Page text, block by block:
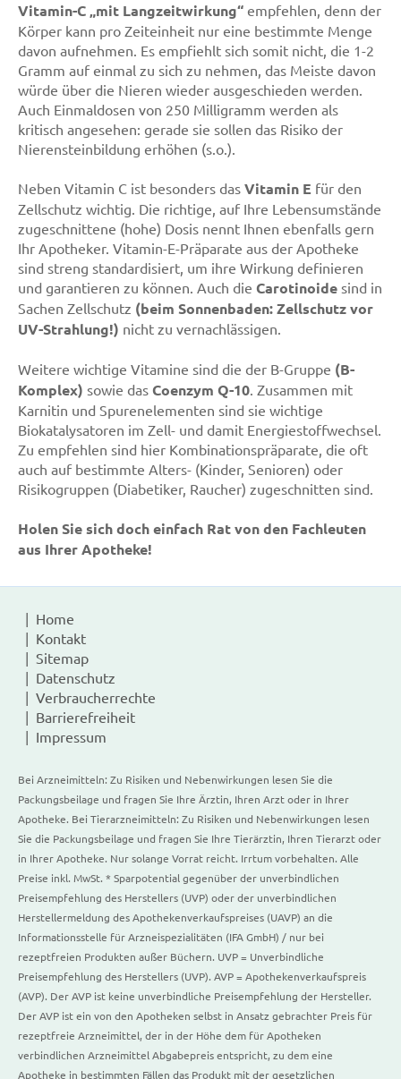
Vitamin-C „mit Langzeitwirkung“ empfehlen, denn der
Körper kann pro Zeiteinheit nur eine bestimmte Menge
davon aufnehmen. Es empfiehlt sich somit nicht, die 1-2
Gramm auf einmal zu sich zu nehmen, das Meiste davon
würde über die Nieren wieder ausgeschieden werden.
Auch Einmaldosen von 250 Milligramm werden als
kritisch angesehen: gerade sie sollen das Risiko der
Nierensteinbildung erhöhen (s.o.).
Neben Vitamin C ist besonders das Vitamin E für den
Zellschutz wichtig. Die richtige, auf Ihre Lebensumstände
zugeschnittene (hohe) Dosis nennt Ihnen ebenfalls gern
Ihr Apotheker. Vitamin-E-Präparate aus der Apotheke
sind streng standardisiert, um ihre Wirkung definieren
und garantieren zu können. Auch die Carotinoide sind in
Sachen Zellschutz (beim Sonnenbaden: Zellschutz vor
UV-Strahlung!) nicht zu vernachlässigen.
Weitere wichtige Vitamine sind die der B-Gruppe (B-
Komplex) sowie das Coenzym Q-10. Zusammen mit
Karnitin und Spurenelementen sind sie wichtige
Biokatalysatoren im Zell- und damit Energiestoffwechsel.
Zu empfehlen sind hier Kombinationspräparate, die oft
auch auf bestimmte Alters- (Kinder, Senioren) oder
Risikogruppen (Diabetiker, Raucher) zugeschnitten sind.
Holen Sie sich doch einfach Rat von den Fachleuten
aus Ihrer Apotheke!
Home
Kontakt
Sitemap
Datenschutz
Verbraucherrechte
Barrierefreiheit
Impressum
Bei Arzneimitteln: Zu Risiken und Nebenwirkungen lesen Sie die
Packungsbeilage und fragen Sie Ihre Ärztin, Ihren Arzt oder in Ihrer
Apotheke. Bei Tierarzneimitteln: Zu Risiken und Nebenwirkungen lesen
Sie die Packungsbeilage und fragen Sie Ihre Tierärztin, Ihren Tierarzt oder
in Ihrer Apotheke. Nur solange Vorrat reicht. Irrtum vorbehalten. Alle
Preise inkl. MwSt. * Sparpotential gegenüber der unverbindlichen
Preisempfehlung des Herstellers (UVP) oder der unverbindlichen
Herstellermeldung des Apothekenverkaufspreises (UAVP) an die
Informationsstelle für Arzneispezialitäten (IFA GmbH) / nur bei
rezeptfreien Produkten außer Büchern. UVP = Unverbindliche
Preisempfehlung des Herstellers (UVP). AVP = Apothekenverkaufspreis
(AVP). Der AVP ist keine unverbindliche Preisempfehlung der Hersteller.
Der AVP ist ein von den Apotheken selbst in Ansatz gebrachter Preis für
rezeptfreie Arzneimittel, der in der Höhe dem für Apotheken
verbindlichen Arzneimittel Abgabepreis entspricht, zu dem eine
Apotheke in bestimmten Fällen das Produkt mit der gesetzlichen